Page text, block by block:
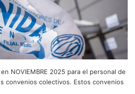
NOVIEMBRE 2025 para el personal de
convenios colectivos. Estos convenios